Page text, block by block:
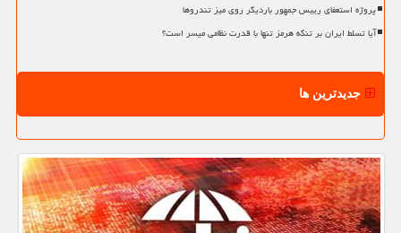
پروژه استعفای رییس جمهور باردیگر روی میز تندروها
آیا تسلط ایران بر تنگه هرمز تنها با قدرت نظامی میسر است؟
جدیدترین ها